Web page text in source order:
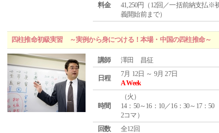
料金
41,250円（12回／一括前納支払※
義開始前まで）
四柱推命初級実習 ～実例から身につける！本場・中国の四柱推命～
講師 澤田 昌征
日程
7月 12日 ～ 9月 27日
A Week
時間
（火 ）
14：50～16：10／16：30～17：50
2コマ）
回数
全12回